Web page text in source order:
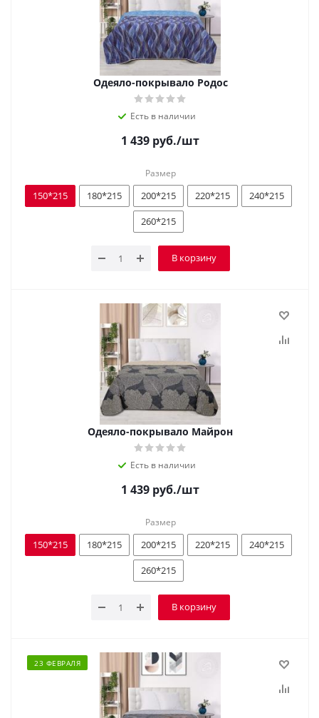
Одеяло-покрывало Родос
Есть в наличии
1 439 руб./шт
Размер
150*215 180*215 200*215 220*215
240*215
260*215
В корзину
Одеяло-покрывало Майрон
Есть в наличии
1 439 руб./шт
Размер
150*215 180*215 200*215 220*215
240*215
260*215
В корзину
23 ФЕВРАЛЯ